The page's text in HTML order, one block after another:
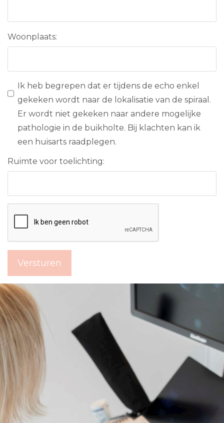
Woonplaats:
Ik heb begrepen dat er tijdens de echo enkel
gekeken wordt naar de lokalisatie van de spiraal.
Er wordt niet gekeken naar andere mogelijke
pathologie in de buikholte. Bij klachten kan ik
een huisarts raadplegen.
Ruimte voor toelichting:
Versturen